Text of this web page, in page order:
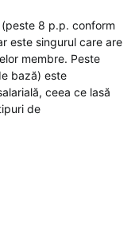
8 p.p. conform
este singurul care are
membre. Peste
bază) este
ceea ce lasă
de